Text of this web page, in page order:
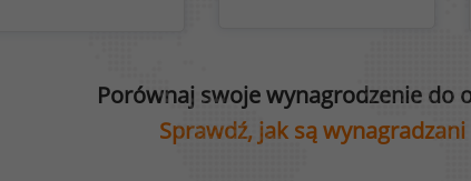
Porównaj swoje wynagrodzenie do
Sprawdź, jak są